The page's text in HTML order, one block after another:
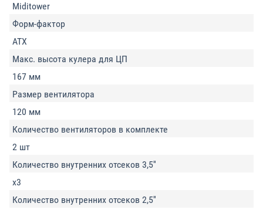
Miditower
Форм-фактор
ATX
Макс. высота кулера для ЦП
167 мм
Размер вентилятора
120 мм
Количество вентиляторов в комплекте
2 шт
Количество внутренних отсеков 3,5''
x3
Количество внутренних отсеков 2,5''